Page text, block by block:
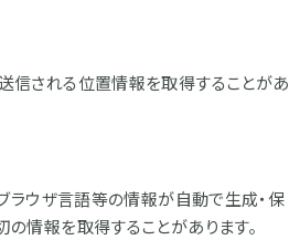
信される位置情報を取得することがあ
ラウザ言語等の情報が自動で生成・保
情報を取得することがあります。